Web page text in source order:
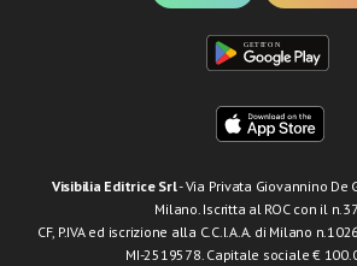
Visibilia Editrice Srl- Via Privata Giovannino De
Milano. Iscritta al ROC con il
CF, P.IVA ed iscrizione alla C.C.I.A.A. di Milano
MI-2519578. Capitale sociale €